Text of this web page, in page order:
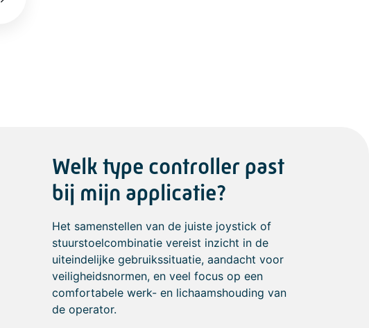
Welk type controller past
bij mijn applicatie?
Het samenstellen van de juiste joystick of
stuurstoelcombinatie vereist inzicht in de
uiteindelijke gebruikssituatie, aandacht voor
veiligheidsnormen, en veel focus op een
comfortabele werk- en lichaamshouding van
de operator.